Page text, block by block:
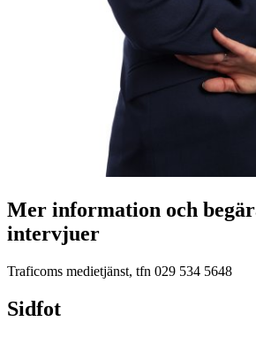
Mer information och
intervjuer
Traficoms medietjänst, tfn 029 534 5648
Sidfot